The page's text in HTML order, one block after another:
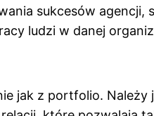
sukcesów
ludzi w danej
jak z portfolio.